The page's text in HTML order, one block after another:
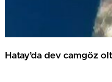
Hatay’da dev camgöz